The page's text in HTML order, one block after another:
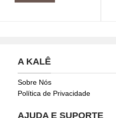
A KALÊ
Sobre Nós
Política de Privacidade
AJUDA E SUPORTE